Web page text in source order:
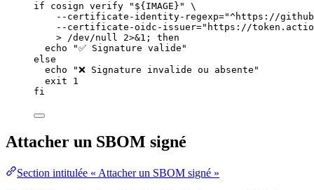
if
cosign verify " ${ IMAGE } "
\
--certificate-identity-regexp="^https://
--certificate-oidc-issuer=" https://
> /dev/null 2>&1 ; then
echo
"✅ Signature valide "
else
echo
"❌ Signature invalide ou absente "
exit
1
fi
Attacher un SBOM signé
Section intitulée « Attacher un SBOM signé »